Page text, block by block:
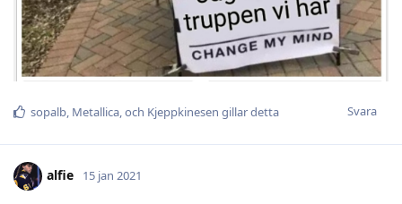
Svara
sopalb, Metallica, och Kjeppkinesen gillar detta
alfie 15 jan 2021